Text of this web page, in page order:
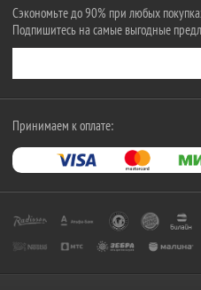
Сэкономьте до 90% при любых
Подпишитесь на самые выгодные
Принимаем к оплате: